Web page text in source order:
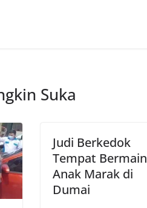
Suka
Judi Berkedok
Tempat Bermain
Anak Marak di
Dumai